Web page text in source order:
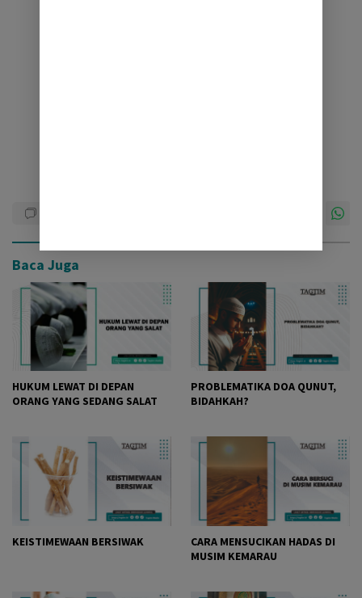
Baca Juga
HUKUM LEWAT DI DEPAN
ORANG YANG SEDANG SALAT
PROBLEMATIKA DOA QUNUT,
BIDAHKAH?
KEISTIMEWAAN BERSIWAK
CARA MENSUCIKAN HADAS DI
MUSIM KEMARAU